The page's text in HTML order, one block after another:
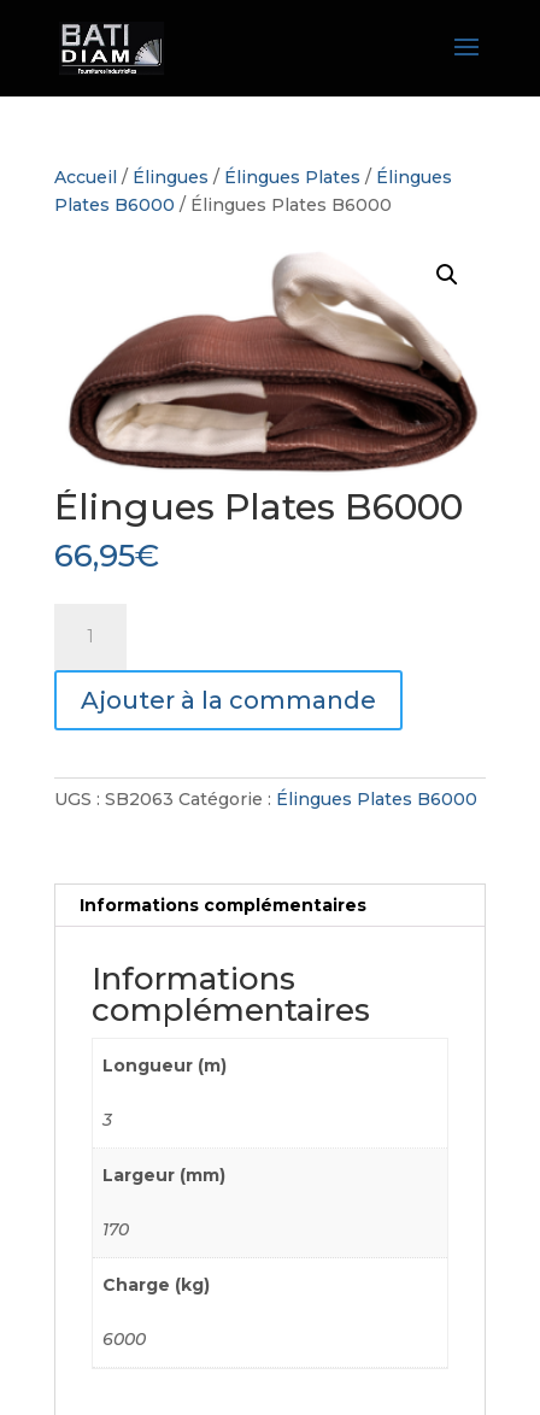
Accueil / Élingues / Élingues Plates / Élingues
Plates B6000 / Élingues Plates B6000
Élingues Plates B6000
66,95€
Élingues
Plates
B6000
Ajouter à la commande
UGS : SB2063 Catégorie : Élingues Plates B6000
Informations complémentaires
Informations
complémentaires
Longueur (m)
3
Largeur (mm)
170
Charge (kg)
6000